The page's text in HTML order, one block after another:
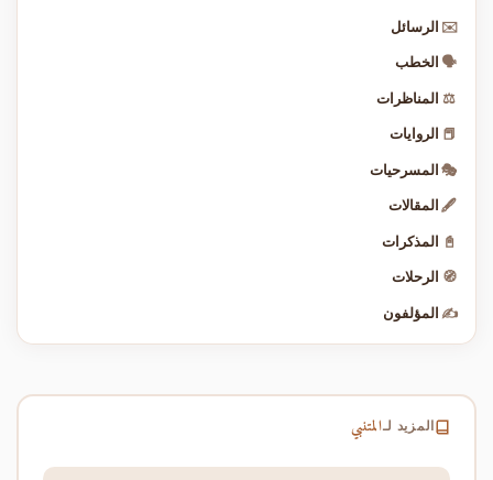
✉️ الرسائل
🗣️ الخطب
⚖️ المناظرات
📕 الروايات
🎭 المسرحيات
🖋️ المقالات
📓 المذكرات
🧭 الرحلات
✍️ المؤلفون
المزيد لـالمتنبي